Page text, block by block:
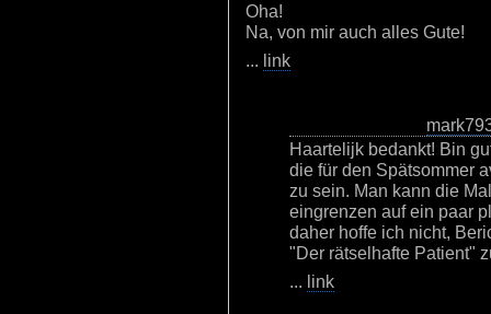
Oha!
Na, von mir auch alles Gute!
... link
Haartelijk bedankt! Bin
die für den Spätsommer
zu sein. Man kann die
eingrenzen auf ein paar
daher hoffe ich nicht,
"Der rätselhafte Patient"
... link